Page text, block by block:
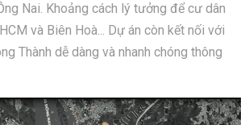
Nai. Khoảng cách lý tưởng để cư dân
và Biên Hoà... Dự án còn kết nối với
Thành dễ dàng và nhanh chóng thông